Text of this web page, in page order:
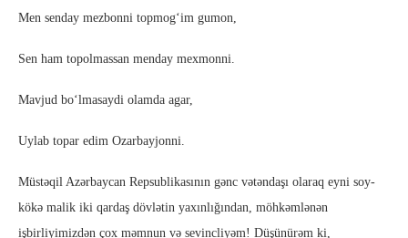
Men senday mezbonni topmog‘im gumon,
Sen ham topolmassan menday mexmonni.
Mavjud bo‘lmasaydi olamda agar,
Uylab topar edim Ozarbayjonni.
Müstəqil Azərbaycan Repsublikasının gənc vətəndaşı olaraq eyni soy-
kökə malik iki qardaş dövlətin yaxınlığından, möhkəmlənən
işbirliyimizdən çox məmnun və sevincliyəm! Düşünürəm ki,